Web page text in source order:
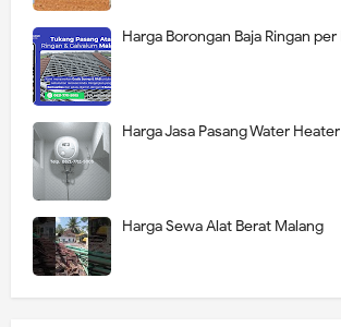
Harga Borongan Baja Ringan
Harga Jasa Pasang Water
Harga Sewa Alat Berat Malang